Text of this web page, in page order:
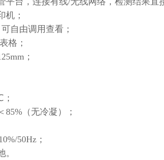
机；
自由调用查看；
格；
；
；
85%（无冷凝）；
50Hz；
。